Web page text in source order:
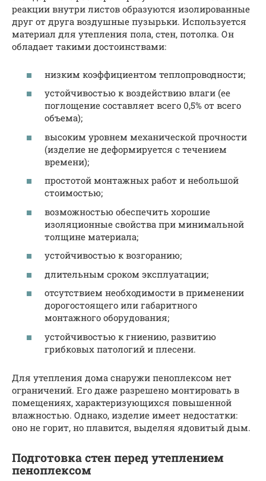
реакции внутри листов образуются изолированные
друг от друга воздушные пузырьки. Используется
материал для утепления пола, стен, потолка. Он
обладает такими достоинствами:
низким коэффициентом теплопроводности;
устойчивостью к воздействию влаги (ее
поглощение составляет всего 0,5% от всего
объема);
высоким уровнем механической прочности
(изделие не деформируется с течением
времени);
простотой монтажных работ и небольшой
стоимостью;
возможностью обеспечить хорошие
изоляционные свойства при минимальной
толщине материала;
устойчивостью к возгоранию;
длительным сроком эксплуатации;
отсутствием необходимости в применении
дорогостоящего или габаритного
монтажного оборудования;
устойчивостью к гниению, развитию
грибковых патологий и плесени.
Для утепления дома снаружи пеноплексом нет
ограничений. Его даже разрешено монтировать в
помещениях, характеризующихся повышенной
влажностью. Однако, изделие имеет недостатки:
оно не горит, но плавится, выделяя ядовитый дым.
Подготовка стен перед утеплением
пеноплексом